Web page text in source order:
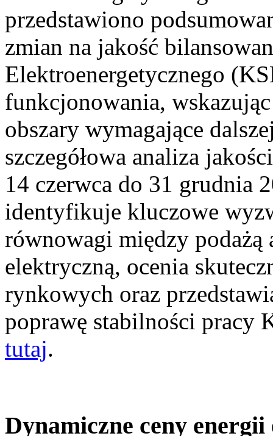
przedstawiono
zmian na jakość
Elektroenergetycznego
funkcjonowania,
obszary wymagające
szczegółowa analiza
14 czerwca do 31 grudnia
identyfikuje kluczowe
równowagi między podażą
elektryczną, ocenia
rynkowych oraz
poprawę stabilności pracy
tutaj.
Dynamiczne ceny